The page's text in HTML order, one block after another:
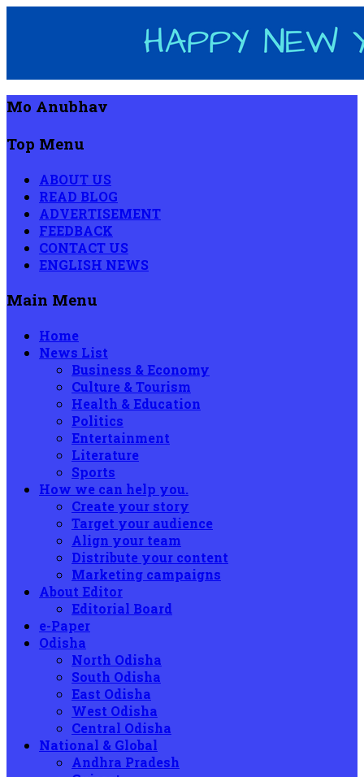
Mo Anubhav
Top Menu
ABOUT US
READ BLOG
ADVERTISEMENT
FEEDBACK
CONTACT US
ENGLISH NEWS
Main Menu
Home
News List
Business & Economy
Culture & Tourism
Health & Education
Politics
Entertainment
Literature
Sports
How we can help you.
Create your story
Target your audience
Align your team
Distribute your content
Marketing campaigns
About Editor
Editorial Board
e-Paper
Odisha
North Odisha
South Odisha
East Odisha
West Odisha
Central Odisha
National & Global
Andhra Pradesh